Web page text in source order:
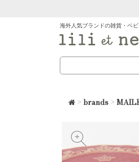
海外人気ブランドの雑貨・ベ
>brands >